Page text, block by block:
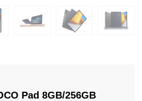
Pad 8GB/256GB